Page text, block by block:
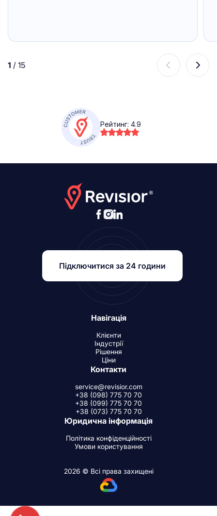
1 / 15
Рейтинг: 4.9
Навігація
Клієнти
Індустрії
Рішення
Ціни
Контакти
service@revisior.com
+38 (098) 775 70 70
+38 (099) 775 70 70
+38 (073) 775 70 70
Юридична інформація
Політика конфіденційності
Умови користування
Підключитися за 24 години
2026 © Всі права захищені